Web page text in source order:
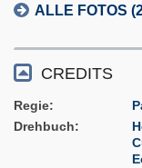
ALLE FOTOS
CREDITS
Regie
Drehbuch